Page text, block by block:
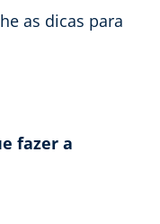
as dicas para
fazer a